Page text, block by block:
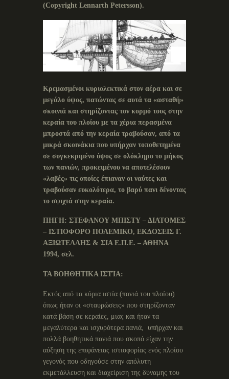
(Copyright Lennarth Petersson).
Κρεμασμένοι κυριολεκτικά στον αέρα και σε
μεγάλο ύψος, πατώντας σε αυτά τα «ασταθή»
σκοινιά και στηρίζοντας τον κορμό τους στην
κεραία του πλοίου με τα χέρια περασμένα
μπροστά από την κεραία τραβούσαν, από τα
μικρά σκοινάκια που υπήρχαν τοποθετημένα
σε συγκεκριμένο ύψος σε ολόκληρο το μήκος
των πανιών, προκειμένου να αποτελέσουν
«λαβές» τις οποίες έπιαναν οι ναύτες και
τραβούσαν ευκολότερα, το βαρύ πανι δένοντας
το σφιχτά στην κεραία.
ΠΗΓΗ: ΣΤΕΦΑΝΟΥ ΜΠΙΣΤΥ – ΔΙΑΤΟΜΕΣ
– ΙΣΤΙΟΦΟΡΟ ΠΟΛΕΜΙΚΟ, ΕΚΔΟΣΕΙΣ Γ.
ΑΞΙΩΤΕΛΛΗΣ & ΣΙΑ Ε.Π.Ε. – ΑΘΗΝΑ
1994, σελ.
ΤΑ ΒΟΗΘΗΤΙΚΑ ΙΣΤΊΑ:
Εκτός από τα κύρια ιστία (πανιά του πλοίου)
όπως ήταν οι «σταυρώσεις» που στηρίζονταν
κατά βάση σε κεραίες, μιας και ήταν τα
μεγαλύτερα και ισχυρότερα πανιά, υπήρχαν και
πολλά βοηθητικά πανιά που σκοπό είχαν την
αύξηση της επιφάνειας ιστιοφορίας ενός πλοίου
γεγονός που οδηγούσε στην απόλυτη
εκμετάλλευση και διαχείριση της δύναμης του